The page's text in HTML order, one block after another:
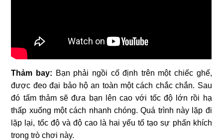
Thảm bay: Bạn phải ngồi cố định trên một chiếc ghế,
được đeo đại bảo hộ an toàn một cách chắc chắn. Sau
đó tấm thảm sẽ đưa bạn lên cao với tốc độ lớn rồi hạ
thấp xuống một cách nhanh chóng. Quá trình này lặp đi
lặp lại, tốc độ và độ cao là hai yếu tố tạo sự phấn khích
trong trò chơi này.